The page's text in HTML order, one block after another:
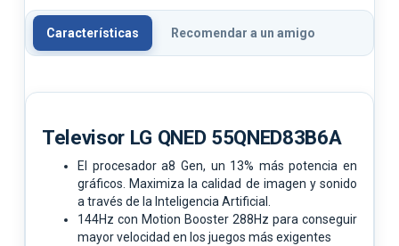
Características Recomendar a un amigo
Televisor LG QNED 55QNED83B6A
El procesador a8 Gen, un 13% más potencia en
gráficos. Maximiza la calidad de imagen y sonido
a través de la Inteligencia Artificial.
144Hz con Motion Booster 288Hz para conseguir
mayor velocidad en los juegos más exigentes